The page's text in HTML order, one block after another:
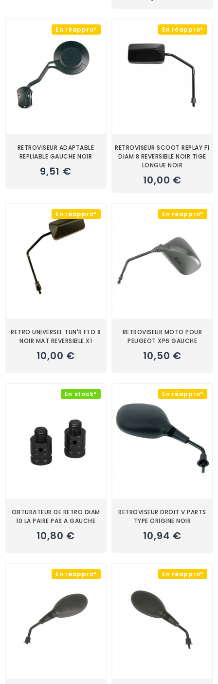
En réappro*
RETROVISEUR ADAPTABLE
REPLIABLE GAUCHE NOIR
9,51 €
En réappro*
RETROVISEUR SCOOT REPLAY F1
DIAM 8 REVERSIBLE NOIR TIGE
LONGUE NOIR
10,00 €
En réappro*
RETRO UNIVERSEL TUN'R F1 D 8
NOIR MAT REVERSIBLE X1
10,00 €
En réappro*
RETROVISEUR MOTO POUR
PEUGEOT XP6 GAUCHE
10,50 €
En stock*
OBTURATEUR DE RETRO DIAM
10 LA PAIRE PAS A GAUCHE
10,80 €
En réappro*
RETROVISEUR DROIT V PARTS
TYPE ORIGINE NOIR
10,94 €
En réappro* En réappro*